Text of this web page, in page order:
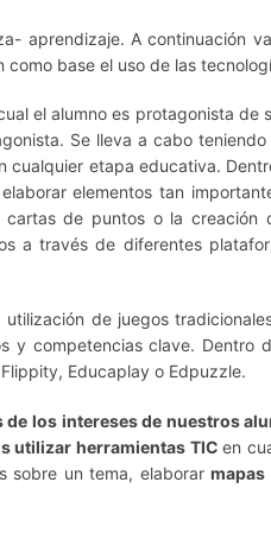
aprendizaje. A continuación
base el uso de las
el alumno es protagonista de
Se lleva a cabo
etapa educativa.
elementos tan
de puntos o la creación
a través de diferentes
de juegos
y competencias clave. Dentro
Educaplay o Edpuzzle.
de los intereses de nuestros
utilizar herramientas TICen
sobre un tema, elaborarmapas